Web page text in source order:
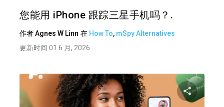
您能用 iPhone 跟踪三星手机吗？.
作者Agnes W Linn 在 How To, mSpy Alternatives
更新时间 01 6 月, 2026